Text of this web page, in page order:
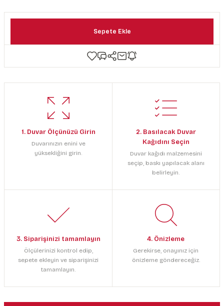
Sepete Ekle
1. Duvar Ölçünüzü Girin
Duvarınızın enini ve
yüksekliğini girin.
2. Basılacak Duvar
Kağıdını Seçin
Duvar kağıdı malzemesini
seçip, baskı yapılacak alanı
belirleyin.
3. Siparişinizi tamamlayın
Ölçülerinizi kontrol edip,
sepete ekleyin ve siparişinizi
tamamlayın.
4. Önizleme
Gerekirse, onayınız için
önizleme göndereceğiz.